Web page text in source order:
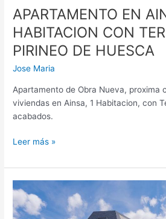
APARTAMENTO EN
HABITACION CON
PIRINEO DE HUESCA
Jose Maria
Apartamento de Obra Nueva, proxima
viviendas en Ainsa, 1 Habitacion, con
acabados.
Leer más »
APARTAMENTO
DE
OBRA